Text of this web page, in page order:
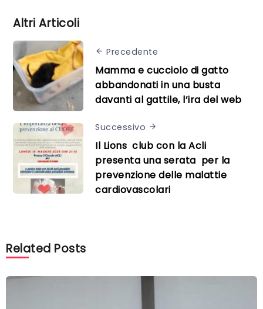
Altri Articoli
Precedente
Mamma e cucciolo di gatto
abbandonati in una busta
davanti al gattile, l’ira del web
Successivo
Il Lions club con la Acli
presenta una serata per la
prevenzione delle malattie
cardiovascolari
Related Posts